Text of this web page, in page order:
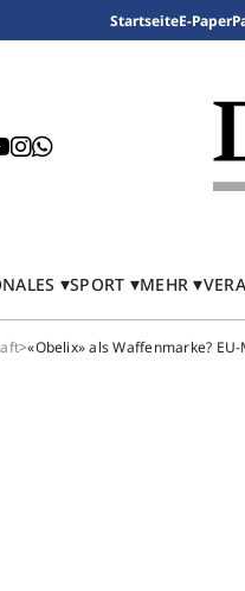
StartseiteE-Paper
SPORT MEHR
>«Obelix» als Waffenmarke?